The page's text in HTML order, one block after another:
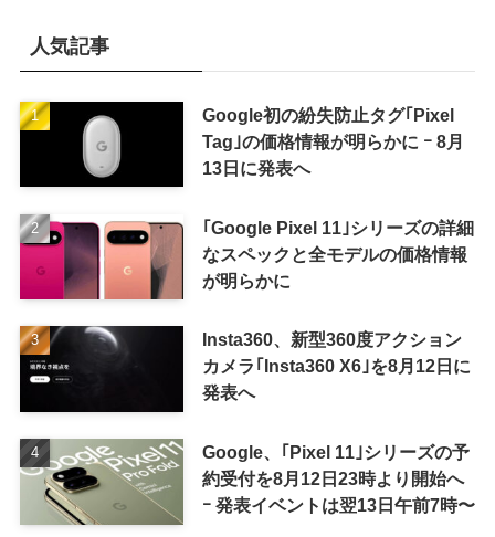
人気記事
Google初の紛失防止タグ｢Pixel
Tag｣の価格情報が明らかに ｰ 8月
13日に発表へ
｢Google Pixel 11｣シリーズの詳細
なスペックと全モデルの価格情報
が明らかに
Insta360、新型360度アクション
カメラ｢Insta360 X6｣を8月12日に
発表へ
Google、｢Pixel 11｣シリーズの予
約受付を8月12日23時より開始へ
ｰ 発表イベントは翌13日午前7時〜